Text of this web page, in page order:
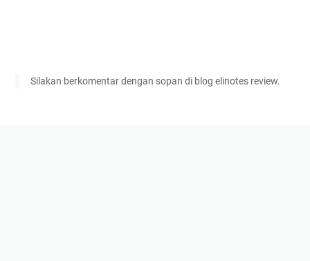
Silakan berkomentar dengan sopan di blog elinotes review.